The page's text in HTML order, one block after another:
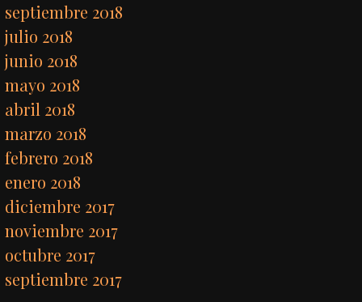
septiembre 2018
julio 2018
junio 2018
mayo 2018
abril 2018
marzo 2018
febrero 2018
enero 2018
diciembre 2017
noviembre 2017
octubre 2017
septiembre 2017